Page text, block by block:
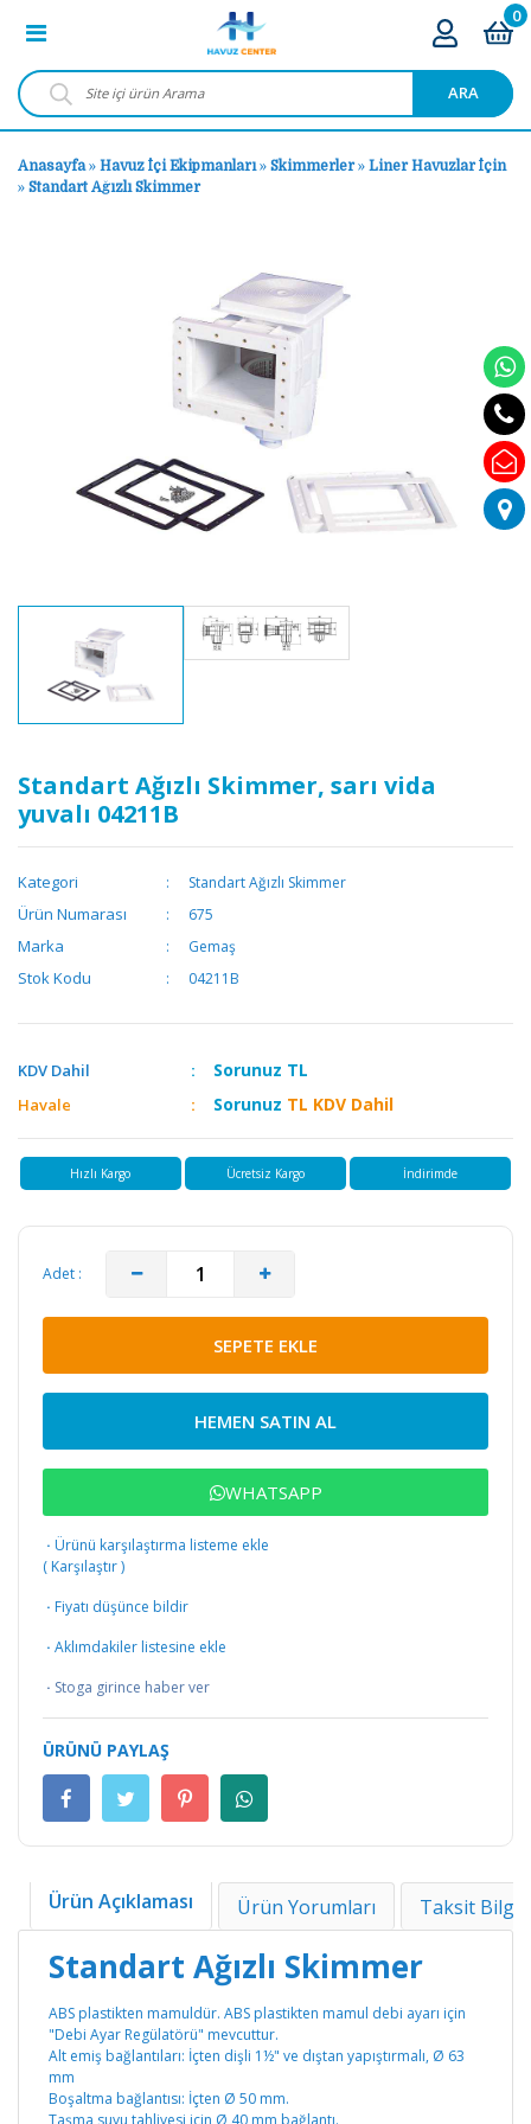
ARA
0
Anasayfa» Havuz İçi Ekipmanları» Skimmerler» Liner Havuzlar İçin
» Standart Ağızlı Skimmer
Standart Ağızlı Skimmer, sarı vida
yuvalı 04211B
Kategori Standart Ağızlı Skimmer
Ürün Numarası 675
Marka Gemaş
Stok Kodu 04211B
KDV Dahil Sorunuz TL
Havale Sorunuz TL KDV Dahil
Hızlı Kargo Ücretsiz Kargo İndirimde
Adet :
SEPETE EKLE
HEMEN SATIN AL
WHATSAPP
· Ürünü karşılaştırma listeme ekle
( Karşılaştır)
· Fiyatı düşünce bildir
· Aklımdakiler listesine ekle
· Stoga girince haber ver
ÜRÜNÜ PAYLAŞ
Ürün Açıklaması Ürün Yorumları Taksit
Standart Ağızlı Skimmer
ABS plastikten mamuldür. ABS plastikten mamul debi ayarı için
"Debi Ayar Regülatörü" mevcuttur.
Alt emiş bağlantıları: İçten dişli 1½" ve dıştan yapıştırmalı, Ø 63
mm
Boşaltma bağlantısı: İçten Ø 50 mm.